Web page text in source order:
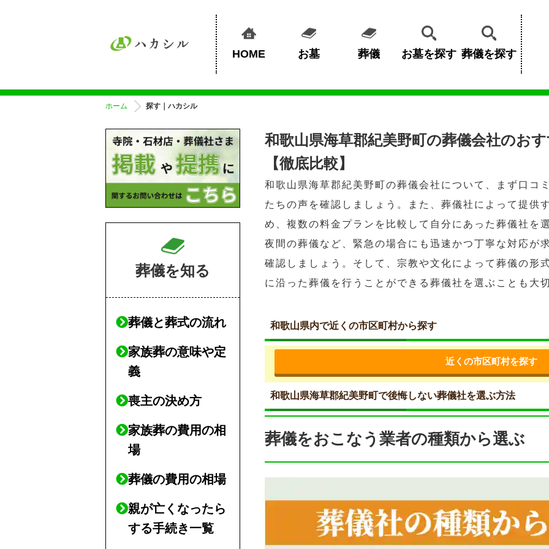
HOME お墓 葬儀 お墓を探す 葬儀を探す
ホーム 探す｜ハカシル
和歌山県海草郡紀美野町の葬儀会社のお
【徹底比較】
和歌山県海草郡紀美野町の葬儀会社について、まず口コ
たちの声を確認しましょう。また、葬儀社によって提供
め、複数の料金プランを比較して自分にあった葬儀社を
夜間の葬儀など、緊急の場合にも迅速かつ丁寧な対応が
確認しましょう。そして、宗教や文化によって葬儀の形
に沿った葬儀を行うことができる葬儀社を選ぶことも大
和歌山県内で近くの市区町村から探す
近くの市区町村を探す
和歌山県海草郡紀美野町で後悔しない葬儀社を選ぶ方法
葬儀をおこなう業者の種類から選ぶ
葬儀を知る
葬儀と葬式の流れ
家族葬の意味や定
義
喪主の決め方
家族葬の費用の相
場
葬儀の費用の相場
親が亡くなったら
する手続き一覧